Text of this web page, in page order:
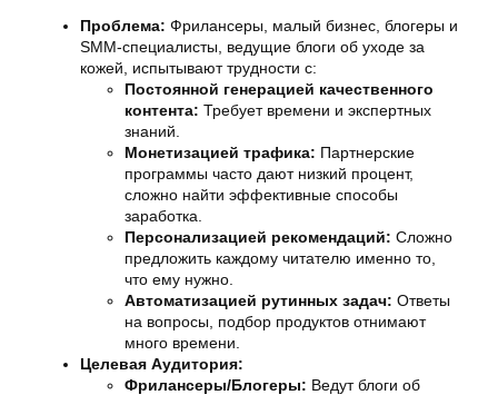
Проблема: Фрилансеры, малый бизнес, блогеры и
SMM-специалисты, ведущие блоги об уходе за
кожей, испытывают трудности с:
Постоянной генерацией качественного
контента: Требует времени и экспертных
знаний.
Монетизацией трафика: Партнерские
программы часто дают низкий процент,
сложно найти эффективные способы
заработка.
Персонализацией рекомендаций: Сложно
предложить каждому читателю именно то,
что ему нужно.
Автоматизацией рутинных задач: Ответы
на вопросы, подбор продуктов отнимают
много времени.
Целевая Аудитория:
Фрилансеры/Блогеры: Ведут блоги об